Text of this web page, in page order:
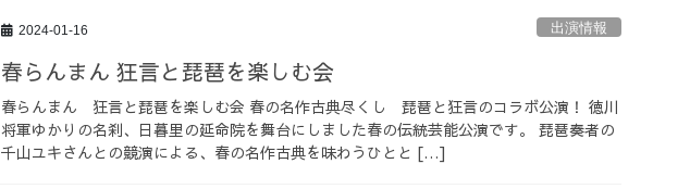
2024-01-16 出演情報
春らんまん 狂言と琵琶を楽しむ会
春らんまん 狂言と琵琶を楽しむ会 春の名作古典尽くし 琵琶と狂言のコラボ公演！ 徳川
将軍ゆかりの名刹、日暮里の延命院を舞台にしました春の伝統芸能公演です。 琵琶奏者の
千山ユキさんとの競演による、春の名作古典を味わうひとと […]